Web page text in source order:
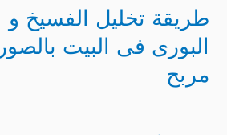
طريقة تخليل الفسيخ و
البورى فى البيت
مربح
الفسيخ
السمك
البورى